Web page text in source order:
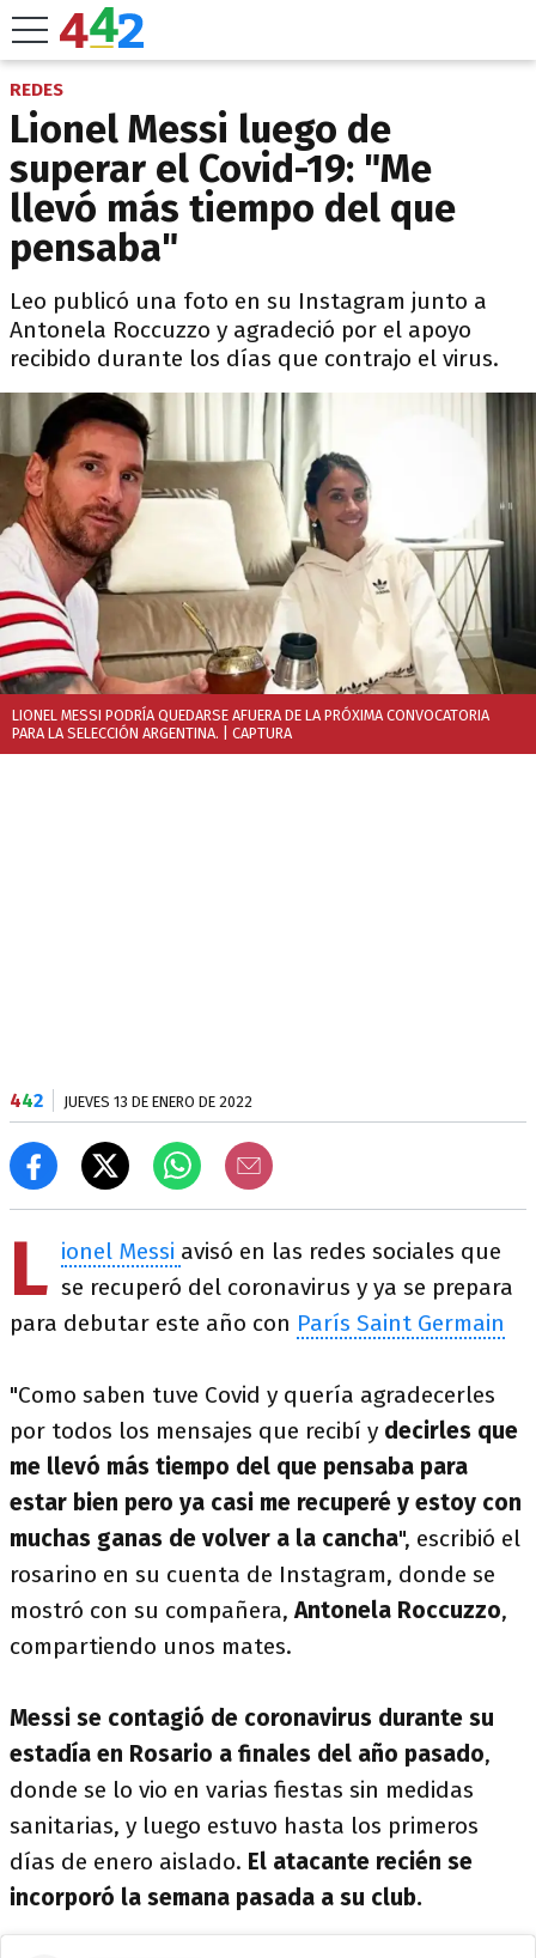
REDES
Lionel Messi luego de
superar el Covid-19: "Me
llevó más tiempo del que
pensaba"
Leo publicó una foto en su Instagram junto a
Antonela Roccuzzo y agradeció por el apoyo
recibido durante los días que contrajo el virus.
LIONEL MESSI PODRÍA QUEDARSE AFUERA DE LA PRÓXIMA CONVOCATORIA
PARA LA SELECCIÓN ARGENTINA. | CAPTURA
442 JUEVES 13 DE ENERO DE 2022
L ionel Messi avisó en las redes sociales que
se recuperó del coronavirus y ya se prepara
para debutar este año con París Saint Germain
"Como saben tuve Covid y quería agradecerles
por todos los mensajes que recibí y decirles que
me llevó más tiempo del que pensaba para
estar bien pero ya casi me recuperé y estoy con
muchas ganas de volver a la cancha", escribió el
rosarino en su cuenta de Instagram, donde se
mostró con su compañera,Antonela Roccuzzo,
compartiendo unos mates.
Messi se contagió de coronavirus durante su
estadía en Rosario a finales del año pasado,
donde se lo vio en varias fiestas sin medidas
sanitarias, y luego estuvo hasta los primeros
días de enero aislado. El atacante recién se
incorporó la semana pasada a su club.